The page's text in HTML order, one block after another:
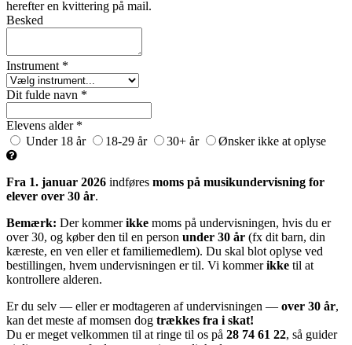
herefter en kvittering på mail.
Besked
Instrument *
Dit fulde navn *
Elevens alder *
Under 18 år
18-29 år 30+ år Ønsker ikke at oplyse
Fra 1. januar 2026 indføres moms på musikundervisning for
elever over 30 år.
Bemærk: Der kommerikke moms på undervisningen, hvis du er
over 30, og køber den til en person under 30 år (fx dit barn, din
kæreste, en ven eller et familiemedlem). Du skal blot oplyse ved
bestillingen, hvem undervisningen er til. Vi kommerikke til at
kontrollere alderen.
Er du selv — eller er modtageren af undervisningen — over 30 år,
kan det meste af momsen dog trækkes fra i skat!
Du er meget velkommen til at ringe til os på 28 74 61 22, så guider